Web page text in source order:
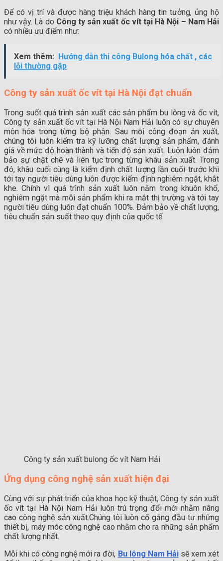
Để có vị trí và được hàng triệu khách hàng tin tưởng, ủng hộ
như vậy. Là do Công ty sản xuất ốc vít tại Hà Nội – Nam Hải
có nhiều ưu điểm như:
Xem thêm: Hướng dẫn thi công Bulong hóa chất , các
lỗi thường gặp
Công ty sản xuất ốc vít tại Hà Nội đạt chuẩn
Trong suốt quá trình sản xuất các sản phẩm bu lông và ốc vít,
Công ty sản xuất ốc vít tại Hà Nội Nam Hải luôn có sự chuyên
môn hóa trong từng bộ phận. Sau mỗi công đoạn ản xuất,
chúng tôi luôn kiểm tra kỹ lưỡng chất lượng sản phẩm, đánh
giá về mức độ hoàn thành và tiến độ sản xuất. Luôn luôn đảm
bảo sự chặt chẽ và liên tục trong từng khâu sản xuất. Trong
đó, khâu cuối cùng là kiểm định chất lượng lần cuối trước khi
tới tay người tiêu dùng luôn được kiểm định nghiêm ngặt, khắt
khe. Chính vì quá trình sản xuất luôn nằm trong khuôn khổ,
nghiêm ngặt mà mỗi sản phẩm khi ra mắt thị trường và tới tay
người tiêu dùng luôn đạt chuẩn 100%. Đảm bảo về chất lượng,
tiêu chuẩn sản suất theo quy định của quốc tế.
Công ty sản xuất bulong ốc vít Nam Hải
Ứng dụng công nghệ sản xuất hiện đại
Cùng với sự phát triển của khoa học kỹ thuật, Công ty sản xuất
ốc vít tại Hà Nội Nam Hải luôn trú trọng đổi mới nhằm nâng
cao công nghệ sản xuất.Chúng tôi luôn cố gắng đầu tư những
thiết bị, máy móc công nghệ cao nhằm cho ra những sản phẩm
chất lượng nhất.
Mỗi khi có công nghệ mới ra đời, Bu lông Nam Hảisẽ xem xét